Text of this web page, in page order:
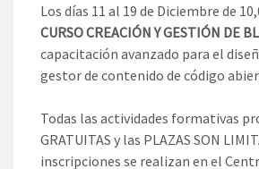
Los días 11 al 19 de Diciembre de
CURSO CREACIÓN Y GESTIÓN DE
capacitación avanzado para el
gestor de contenido de código
Todas las actividades formativas
GRATUITAS y las PLAZAS SON
inscripciones se realizan en el